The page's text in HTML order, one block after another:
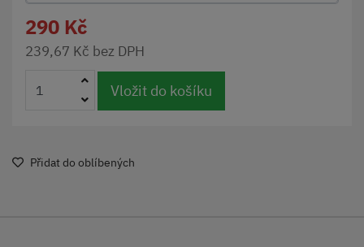
290 Kč
239,67 Kč bez DPH
Vložit do košíku
Přidat do oblíbených